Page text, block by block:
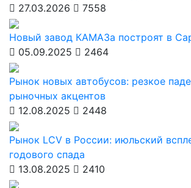
27.03.2026
7558
Новый завод КАМАЗа построят в
05.09.2025
2464
Рынок новых автобусов: резкое
рыночных акцентов
12.08.2025
2448
Рынок LCV в России: июльский
годового спада
13.08.2025
2410